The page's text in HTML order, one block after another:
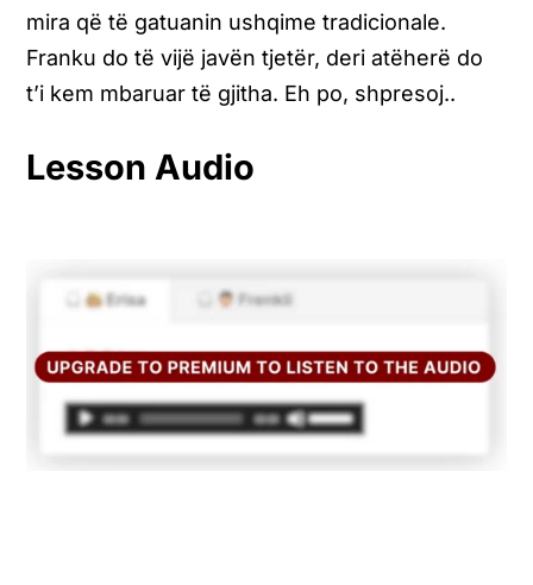
mira që të gatuanin ushqime tradicionale.
Franku do të vijë javën tjetër, deri atëherë do
t’i kem mbaruar të gjitha. Eh po, shpresoj..
Lesson Audio